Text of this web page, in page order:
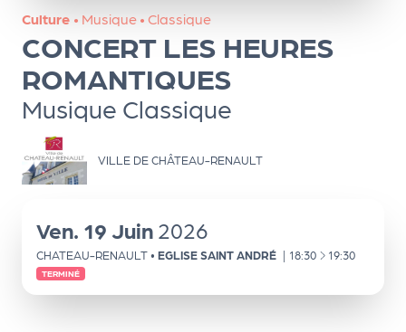
Culture • Musique • Classique
CONCERT LES HEURES
ROMANTIQUES
Musique Classique
VILLE DE CHÂTEAU-RENAULT
Ven. 19 Juin 2026
CHATEAU-RENAULT • EGLISE SAINT ANDRÉ | 18:30 À
19:30
TERMINÉ
ns
PR
O
G!
PR
O
Le
Ma
g